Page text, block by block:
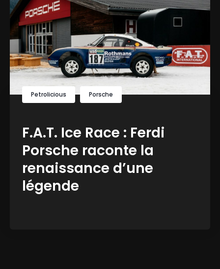
Petrolicious Porsche
F.A.T. Ice Race : Ferdi
Porsche raconte la
renaissance d’une
légende